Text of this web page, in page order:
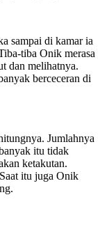
sampai di kamar ia
tiba Onik merasa
dan melihatnya.
berceceran di
Jumlahnya
itu tidak
ketakutan.
itu juga Onik